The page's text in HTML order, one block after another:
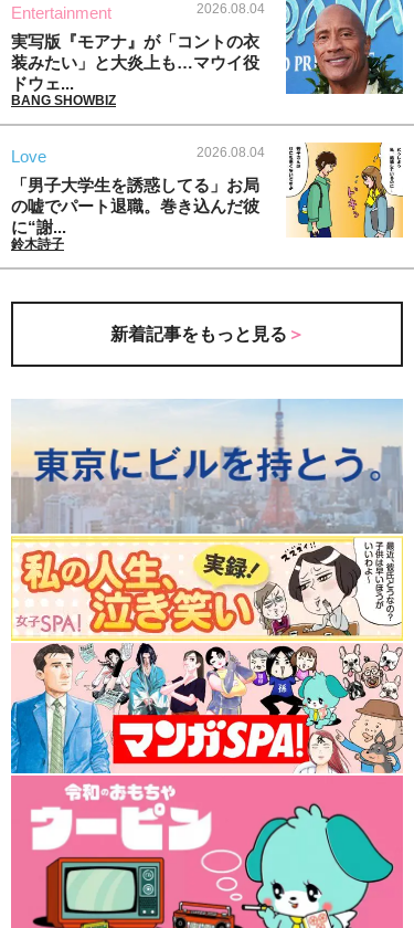
Entertainment 2026.08.04
実写版『モアナ』が「コントの衣
装みたい」と大炎上も…マウイ役
ドウェ...
BANG SHOWBIZ
Love 2026.08.04
「男子大学生を誘惑してる」お局
の嘘でパート退職。巻き込んだ彼
に“謝...
鈴木詩子
新着記事をもっと見る